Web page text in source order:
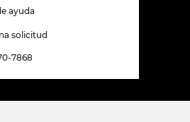
ayuda
solicitud
7868